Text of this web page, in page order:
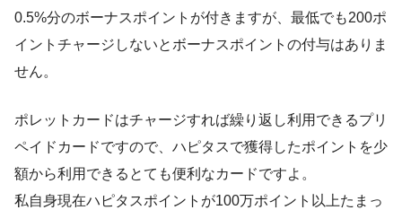
0.5%分のボーナスポイントが付きますが、最低でも200ポ
イントチャージしないとボーナスポイントの付与はありま
せん。
ポレットカードはチャージすれば繰り返し利用できるプリ
ペイドカードですので、ハピタスで獲得したポイントを少
額から利用できるとても便利なカードですよ。
私自身現在ハピタスポイントが100万ポイント以上たまっ